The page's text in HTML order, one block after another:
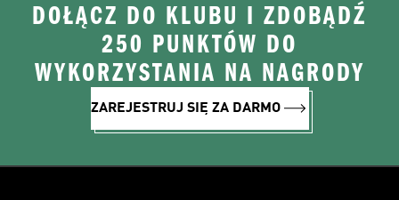
DOŁĄCZ DO KLUBU I ZDOBĄDŹ
250 PUNKTÓW DO
WYKORZYSTANIA NA NAGRODY
ZAREJESTRUJ SIĘ ZA DARMO